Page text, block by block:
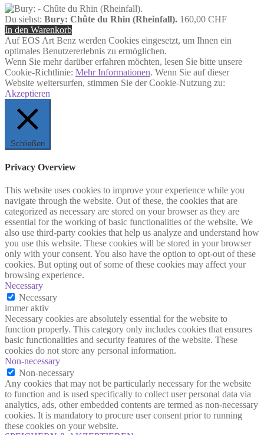
Du siehst: Bury: Chûte du Rhin (Rheinfall). 160,00 CHF
In den Warenkorb
Auf EOS Art Benz werden Cookies eingesetzt, um Ihnen ein
optimales Benutzererlebnis zu ermöglichen.
Wenn Sie mehr darüber erfahren möchten, lesen Sie bitte unsere
Cookie-Richtlinie: Mehr Informationen. Wenn Sie auf dieser
Website weitersurfen, stimmen Sie der Cookie-Nutzung zu:
Akzeptieren
Schließen
Privacy Overview
This website uses cookies to improve your experience while you
navigate through the website. Out of these, the cookies that are
categorized as necessary are stored on your browser as they are
essential for the working of basic functionalities of the website. We
also use third-party cookies that help us analyze and understand how
you use this website. These cookies will be stored in your browser
only with your consent. You also have the option to opt-out of these
cookies. But opting out of some of these cookies may affect your
browsing experience.
Necessary
Necessary
immer aktiv
Necessary cookies are absolutely essential for the website to
function properly. This category only includes cookies that ensures
basic functionalities and security features of the website. These
cookies do not store any personal information.
Non-necessary
Non-necessary
Any cookies that may not be particularly necessary for the website
to function and is used specifically to collect user personal data via
analytics, ads, other embedded contents are termed as non-necessary
cookies. It is mandatory to procure user consent prior to running
these cookies on your website.